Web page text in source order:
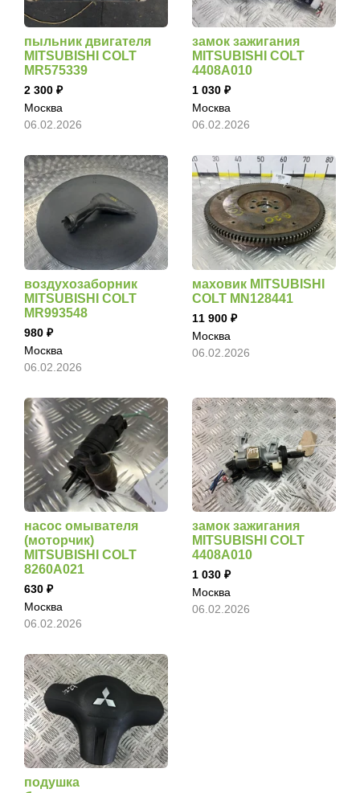
пыльник двигателя
MITSUBISHI COLT
MR575339
2 300
Москва
06.02.2026
замок зажигания
MITSUBISHI COLT
4408A010
1 030
Москва
06.02.2026
воздухозаборник
MITSUBISHI COLT
MR993548
980
Москва
06.02.2026
маховик MITSUBISHI
COLT MN128441
11 900
Москва
06.02.2026
насос омывателя
(моторчик)
MITSUBISHI COLT
8260A021
630
Москва
06.02.2026
замок зажигания
MITSUBISHI COLT
4408A010
1 030
Москва
06.02.2026
подушка